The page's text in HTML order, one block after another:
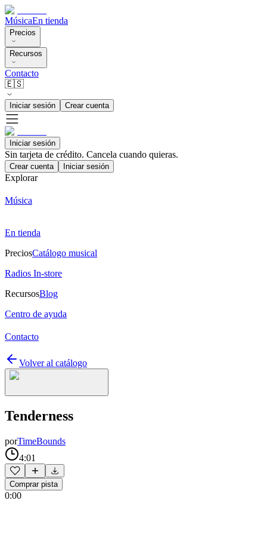
MúsicaEn tienda
Precios
Recursos
Contacto
🇪🇸
Iniciar sesión Crear cuenta
Iniciar sesión
Sin tarjeta de crédito. Cancela cuando quieras.
Crear cuenta Iniciar sesión
Explorar
Música
En tienda
PreciosCatálogo musical
Radios In-store
RecursosBlog
Centro de ayuda
Contacto
Volver al catálogo
Tenderness
porTimeBounds
4:01
Comprar pista
0:00